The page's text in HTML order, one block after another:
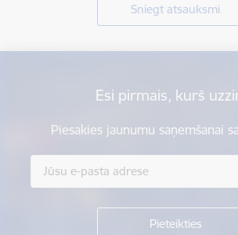
Sniegt atsauksmi
Esi pirmais, kurš
Piesakies jaunumu saņemšanai